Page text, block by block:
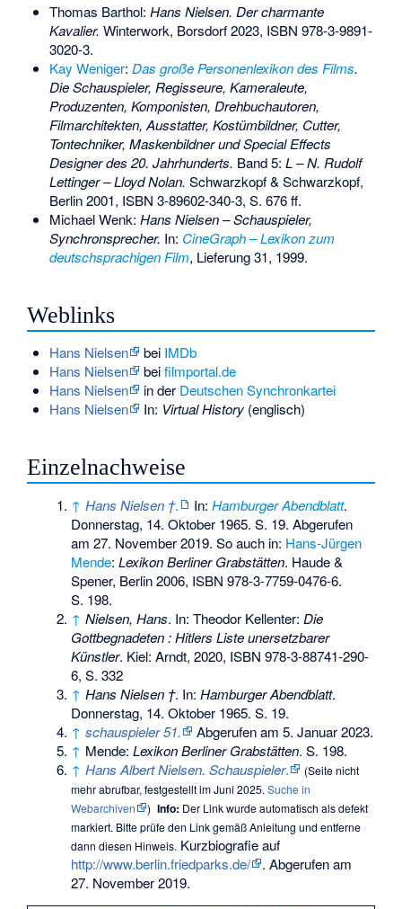
Thomas Barthol: Hans Nielsen. Der charmante
Kavalier. Winterwork, Borsdorf 2023, ISBN 978-3-9891-
3020-3.
Kay Weniger: Das große Personenlexikon des Films.
Die Schauspieler, Regisseure, Kameraleute,
Produzenten, Komponisten, Drehbuchautoren,
Filmarchitekten, Ausstatter, Kostümbildner, Cutter,
Tontechniker, Maskenbildner und Special Effects
Designer des 20. Jahrhunderts. Band 5: L – N. Rudolf
Lettinger – Lloyd Nolan. Schwarzkopf & Schwarzkopf,
Berlin 2001, ISBN 3-89602-340-3, S. 676 ff.
Michael Wenk: Hans Nielsen – Schauspieler,
Synchronsprecher. In: CineGraph – Lexikon zum
deutschsprachigen Film, Lieferung 31, 1999.
Weblinks
Hans Nielsen bei IMDb
Hans Nielsen
beifilmportal.de
Hans Nielsen
in der Deutschen Synchronkartei
Hans Nielsen
In: Virtual History(englisch)
Einzelnachweise
↑ Hans Nielsen †. In:Hamburger Abendblatt.
Donnerstag, 14. Oktober 1965. S. 19. Abgerufen
am 27. November 2019. So auch in: Hans-Jürgen
Mende:Lexikon Berliner Grabstätten. Haude &
Spener, Berlin 2006, ISBN 978-3-7759-0476-6.
S. 198.
↑ Nielsen, Hans. In: Theodor Kellenter:Die
Gottbegnadeten : Hitlers Liste unersetzbarer
Künstler. Kiel: Arndt, 2020, ISBN 978-3-88741-290-
6, S. 332
↑ Hans Nielsen †. In:Hamburger Abendblatt.
Donnerstag, 14. Oktober 1965. S. 19.
↑ schauspieler 51. Abgerufen am 5. Januar 2023.
↑ Mende:Lexikon Berliner Grabstätten. S. 198.
↑ Hans Albert Nielsen. Schauspieler. (Seite nicht
mehr abrufbar, festgestellt im Juni 2025.Suche in
Webarchiven
) Info: Der Link wurde automatisch als defekt
markiert. Bitte prüfe den Link gemäßAnleitung und entferne
dann diesen Hinweis. Kurzbiografie auf
http://www.berlin.friedparks.de/
. Abgerufen am
27. November 2019.